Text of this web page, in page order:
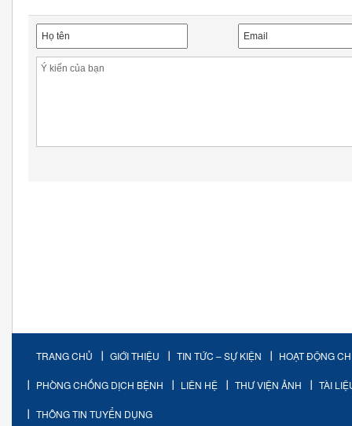
TRANG CHỦ GIỚI THIỆU TIN TỨC – SỰ KIỆN HOẠT ĐỘNG
PHÒNG CHỐNG DỊCH BỆNH LIÊN HỆ THƯ VIỆN ẢNH TÀI
THÔNG TIN TUYỂN DỤNG